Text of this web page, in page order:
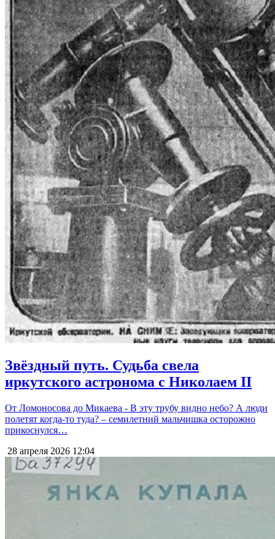
Звёздный путь. Судьба свела
иркутского астронома с Николаем II
От Ломоносова до Микаева - В эту трубу видно небо? А люди
полетят когда-то туда? – семилетний мальчишка осторожно
прикоснулся…
28 апреля 2026 12:04